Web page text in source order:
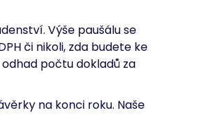
Výše paušálu se
či nikoli, zda budete ke
počtu dokladů za
na konci roku. Naše